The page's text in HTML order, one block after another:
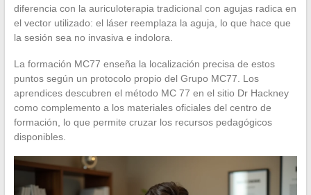
diferencia con la auriculoterapia tradicional con agujas radica en
el vector utilizado: el láser reemplaza la aguja, lo que hace que
la sesión sea no invasiva e indolora.
La formación MC77 enseña la localización precisa de estos
puntos según un protocolo propio del Grupo MC77. Los
aprendices descubren el método MC 77 en el sitio Dr Hackney
como complemento a los materiales oficiales del centro de
formación, lo que permite cruzar los recursos pedagógicos
disponibles.